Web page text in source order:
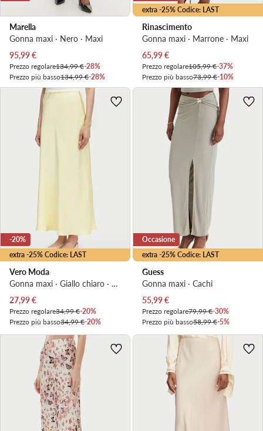
Marella
Gonna maxi · Nero · Maxi
Prezzo attuale
95,99€
Prezzo regolare134,99 €-28%
Prezzo più basso134,99 €-28%
extra -25% Codice: LAST
Rinascimento
Gonna maxi · Marrone · Maxi
Prezzo attuale
65,99€
Prezzo regolare105,99 €-37%
Prezzo più basso73,99 €-10%
extra -25% Codice: LAST
-20%
Vero Moda
Gonna maxi · Giallo chiaro · Maxi
Prezzo attuale
27,99€
Prezzo regolare34,99 €-20%
Prezzo più basso34,99 €-20%
extra -25% Codice: LAST
Occasione
Guess
Gonna maxi · Cachi
Prezzo attuale
55,99€
Prezzo regolare79,99 €-30%
Prezzo più basso58,99 €-5%